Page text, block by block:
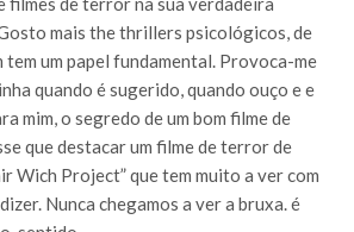
mais the thrillers psicológicos, de
tem um papel fundamental. Provoca-me
quando é sugerido, quando ouço e e
mim, o segredo de um bom filme de
que destacar um filme de terror de
Wich Project” que tem muito a ver com
Nunca chegamos a ver a bruxa. é